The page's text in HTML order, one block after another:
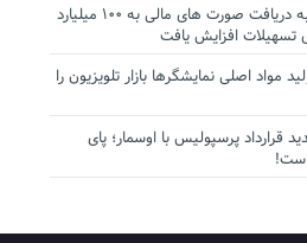
آستانه الزام به دریافت صورت های مالی به ۱۰۰ میلیارد
تسهیلات افزایش یافت
مواد اصلی نمایشگرها بازار تلویزیون را
قرارداد پرسپولیس با اوسمار؛ پای